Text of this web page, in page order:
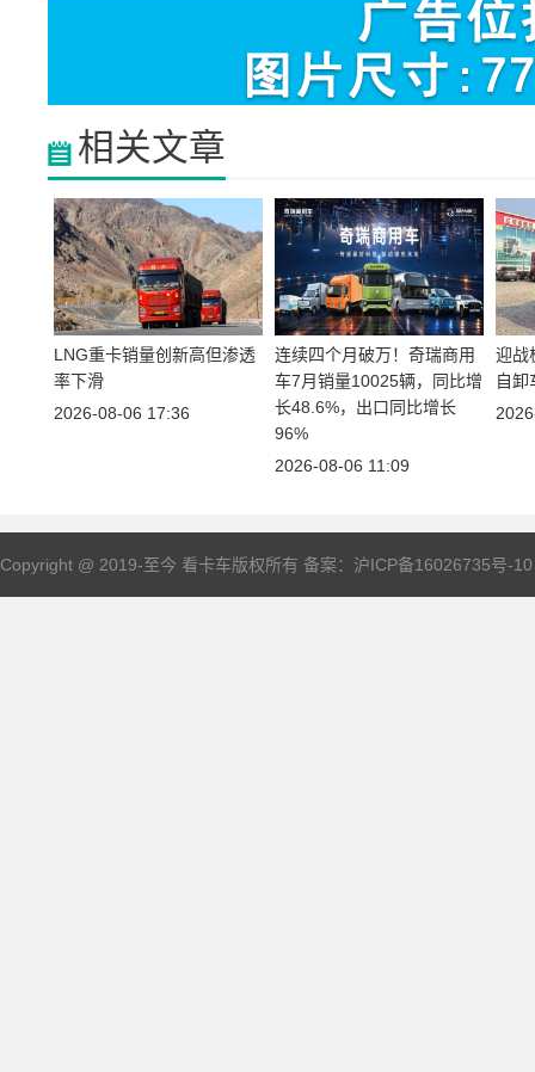
相关文章
LNG重卡销量创新高但渗透
率下滑
2026-08-06 17:36
连续四个月破万！奇瑞商用
车7月销量10025辆，同比增
长48.6%，出口同比增长
96%
2026-08-06 11:09
迎战
自卸
Copyright @ 2019-至今 看卡车版权所有 备案： 沪ICP备16026735号-10